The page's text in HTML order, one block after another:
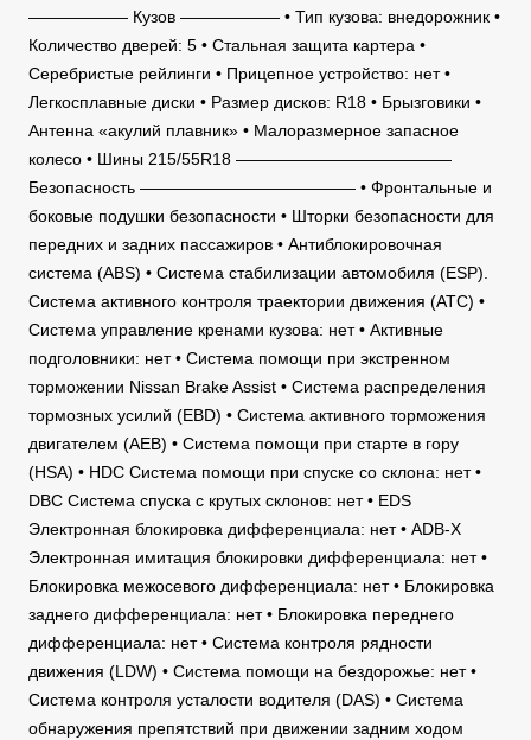
—————— Кузов —————— • Тип кузова: внедорожник •
Количество дверей: 5 • Стальная защита картера •
Серебристые рейлинги • Прицепное устройство: нет •
Легкосплавные диски • Размер дисков: R18 • Брызговики •
Антенна «акулий плавник» • Малоразмерное запасное
колесо • Шины 215/55R18 —————————————
Безопасность ————————————— • Фронтальные и
боковые подушки безопасности • Шторки безопасности для
передних и задних пассажиров • Антиблокировочная
система (ABS) • Система стабилизации автомобиля (ESP).
Система активного контроля траектории движения (ATC) •
Система управление кренами кузова: нет • Активные
подголовники: нет • Система помощи при экстренном
торможении Nissan Brake Assist • Система распределения
тормозных усилий (EBD) • Система активного торможения
двигателем (AEB) • Система помощи при старте в гору
(HSA) • HDC Система помощи при спуске со склона: нет •
DBC Система спуска с крутых склонов: нет • EDS
Электронная блокировка дифференциала: нет • ADB-X
Электронная имитация блокировки дифференциала: нет •
Блокировка межосевого дифференциала: нет • Блокировка
заднего дифференциала: нет • Блокировка переднего
дифференциала: нет • Система контроля рядности
движения (LDW) • Система помощи на бездорожье: нет •
Система контроля усталости водителя (DAS) • Система
обнаружения препятствий при движении задним ходом